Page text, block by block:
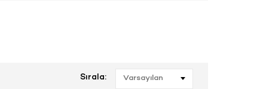
Sırala: Varsayılan